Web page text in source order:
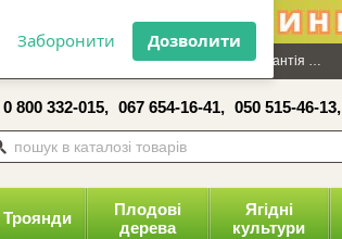
megasad.net
сповіщення на
Заборонити Дозволити
×
Даруємо 100 грн Гарантія
0 800 332-015, 067 654-16-41, 050 515-46-13,
Троянди
Плодові
дерева
Ягідні
культури